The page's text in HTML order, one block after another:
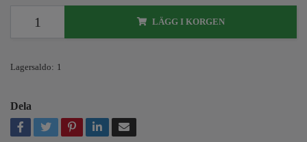
LÄGG I KORGEN
Lagersaldo: 1
Dela